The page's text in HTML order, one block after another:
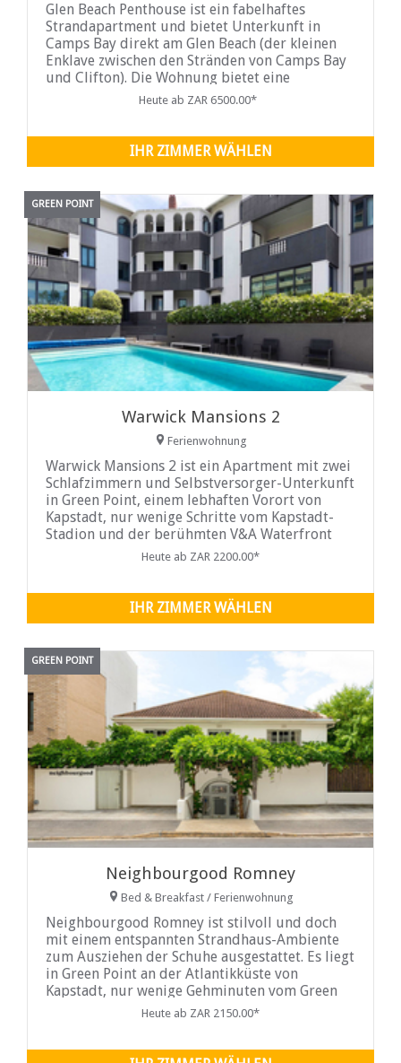
Glen Beach Penthouse ist ein fabelhaftes
Strandapartment und bietet Unterkunft in
Camps Bay direkt am Glen Beach (der kleinen
Enklave zwischen den Stränden von Camps Bay
und Clifton). Die Wohnung bietet eine
atemberaubende Aussicht und Lage, alles nur
Paradies vom Feinsten.
Heute ab ZAR 6500.00*
IHR ZIMMER WÄHLEN
GREEN POINT
Warwick Mansions 2
Ferienwohnung
Warwick Mansions 2 ist ein Apartment mit zwei
Schlafzimmern und Selbstversorger-Unterkunft
in Green Point, einem lebhaften Vorort von
Kapstadt, nur wenige Schritte vom Kapstadt-
Stadion und der berühmten V&A Waterfront
entfernt. Es verfügt über zwei Schlafzimmer,
Gemeinschaftsbad ist mit einer
Heute ab ZAR 2200.00*
IHR ZIMMER WÄHLEN
GREEN POINT
Neighbourgood Romney
Bed & Breakfast / Ferienwohnung
Neighbourgood Romney ist stilvoll und doch
mit einem entspannten Strandhaus-Ambiente
zum Ausziehen der Schuhe ausgestattet. Es liegt
in Green Point an der Atlantikküste von
Kapstadt, nur wenige Gehminuten vom Green
Point Park und dem Kapstadt-Stadion entfernt
Heute ab ZAR 2150.00*